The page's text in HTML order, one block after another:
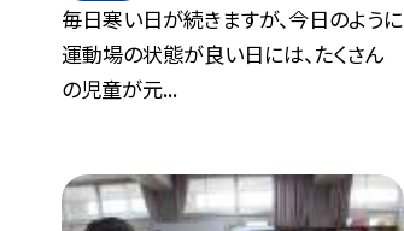
毎日寒い日が続きますが、今日のように
運動場の状態が良い日には、たくさん
の児童が元...